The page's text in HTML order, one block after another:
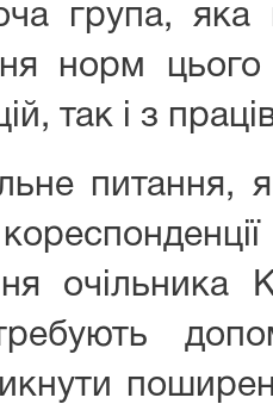
група, яка
норм
так і з
питання,